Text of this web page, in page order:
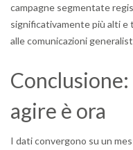
campagne segmentate
significativamente più alti
alle comunicazioni
agire è ora
I dati convergono su un